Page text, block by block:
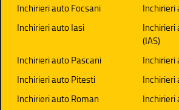
Inchirieri auto Focsani
Inchirieri
Inchirieri auto Iasi
Inchirieri
(IAS)
Inchirieri auto Pascani
Inchirieri auto Pitesti
Inchirieri
Inchirieri auto Roman
Inchirieri